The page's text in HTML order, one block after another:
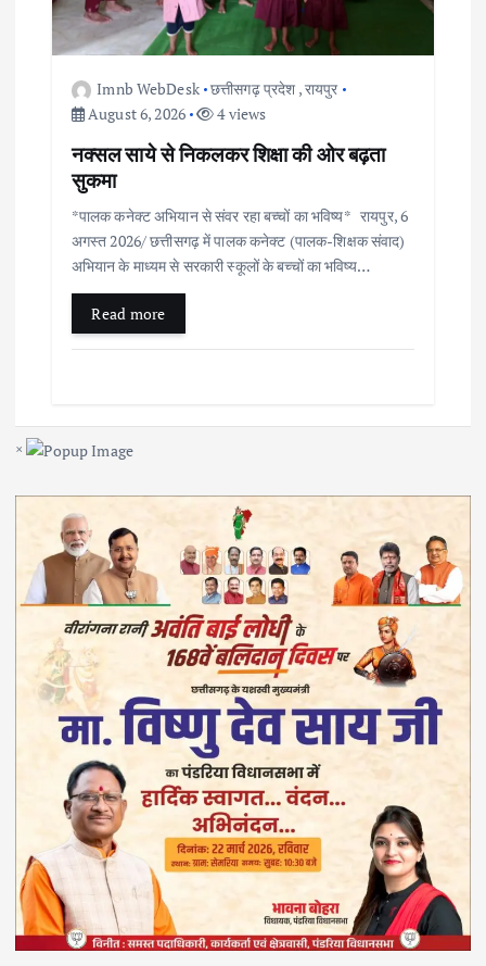
Imnb WebDesk छत्तीसगढ़ प्रदेश ,रायपुर
August 6, 2026
4 views
नक्सल साये से निकलकर शिक्षा की ओर बढ़ता
सुकमा
*पालक कनेक्ट अभियान से संवर रहा बच्चों का भविष्य* रायपुर, 6
अगस्त 2026/ छत्तीसगढ़ में पालक कनेक्ट (पालक-शिक्षक संवाद)
अभियान के माध्यम से सरकारी स्कूलों के बच्चों का भविष्य…
Read more
×